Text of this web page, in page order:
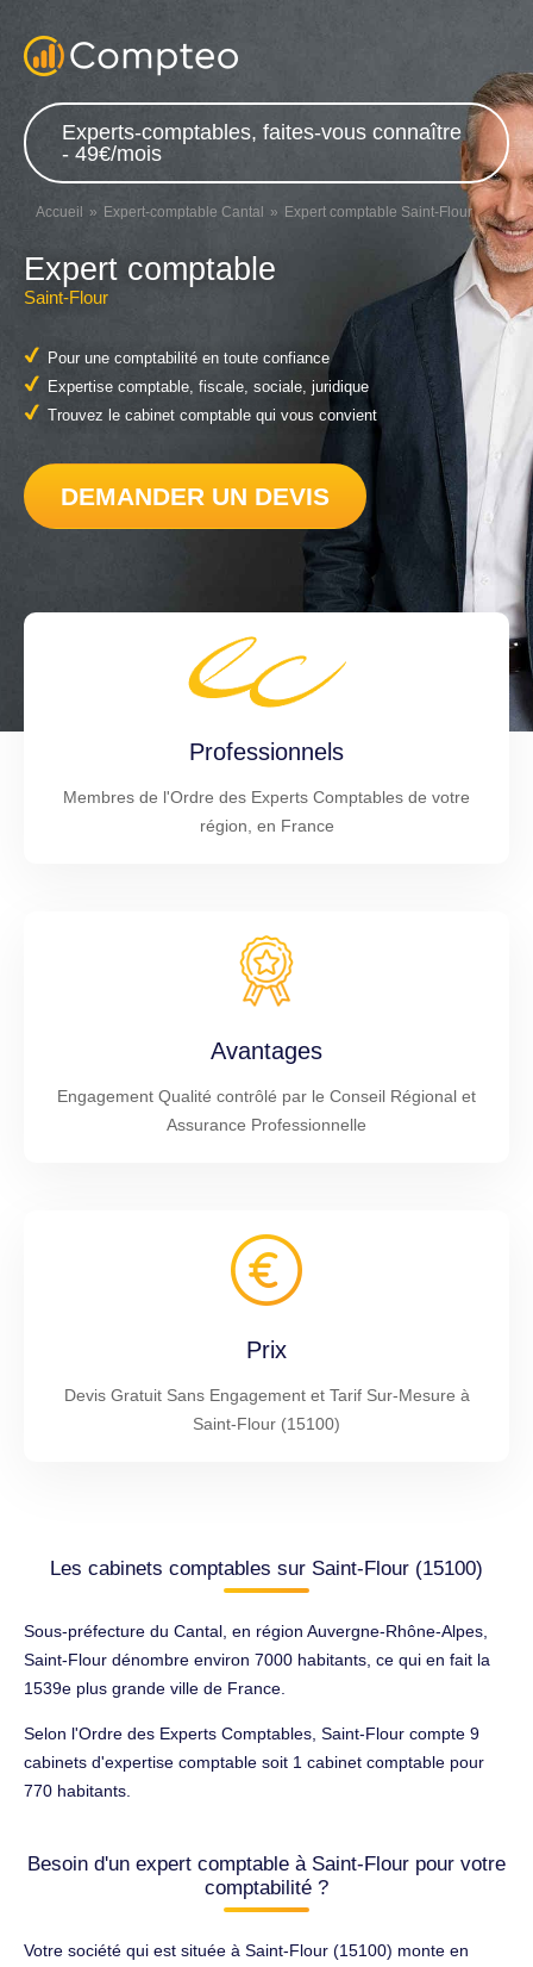
Experts-comptables, faites-vous connaître
- 49€/mois
Accueil Expert-comptable Cantal Expert comptable Saint-Flour
Expert comptable
Saint-Flour
Pour une comptabilité en toute confiance
Expertise comptable, fiscale, sociale, juridique
Trouvez le cabinet comptable qui vous convient
DEMANDER UN DEVIS
Professionnels
Membres de l'Ordre des Experts Comptables de votre
région, en France
Avantages
Engagement Qualité contrôlé par le Conseil Régional et
Assurance Professionnelle
Prix
Devis Gratuit Sans Engagement et Tarif Sur-Mesure à
Saint-Flour (15100)
Les cabinets comptables sur Saint-Flour (15100)
Sous-préfecture du Cantal, en région Auvergne-Rhône-Alpes,
Saint-Flour dénombre environ 7000 habitants, ce qui en fait la
1539e plus grande ville de France.
Selon l'Ordre des Experts Comptables, Saint-Flour compte 9
cabinets d'expertise comptable soit 1 cabinet comptable pour
770 habitants.
Besoin d'un expert comptable à Saint-Flour pour votre
comptabilité ?
Votre société qui est située à Saint-Flour (15100) monte en